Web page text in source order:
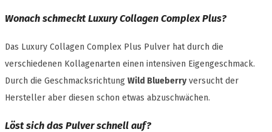
Wonach schmeckt Luxury Collagen Complex Plus?
Das Luxury Collagen Complex Plus Pulver hat durch die
verschiedenen Kollagenarten einen intensiven Eigengeschmack.
Durch die Geschmacksrichtung Wild Blueberryversucht der
Hersteller aber diesen schon etwas abzuschwächen.
Löst sich das Pulver schnell auf?